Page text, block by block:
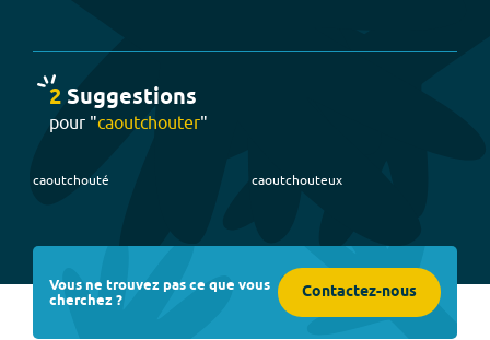
2Suggestions
pour "caoutchouter"
caoutchouté caoutchouteux
Vous ne trouvez pas ce que vous
cherchez ? Contactez-nous